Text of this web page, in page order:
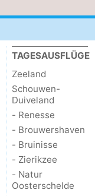
TAGESAUSFLÜGE
Zeeland
Schouwen-
Duiveland
- Renesse
- Brouwershaven
- Bruinisse
- Zierikzee
- Natur
Oosterschelde